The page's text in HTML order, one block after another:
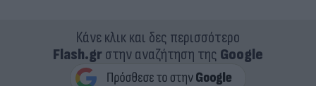
Κάνε κλικ και δες περισσότερο
Flash.grστην αναζήτηση της Google